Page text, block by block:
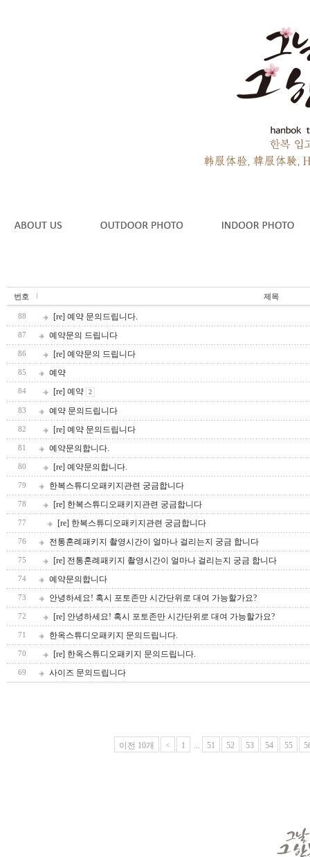
번호 제목
88 [re] 예약 문의드립니다.
87 예약문의 드립니다
86 [re] 예약문의 드립니다
85 예약
84 [re] 예약 2
83 예약 문의드립니다
82 [re] 예약 문의드립니다
81 예약문의합니다.
80 [re] 예약문의합니다.
79 한복스튜디오패키지관련 궁금합니다
78 [re] 한복스튜디오패키지관련 궁금합니다
77 [re] 한복스튜디오패키지관련 궁금합니다
76 전통혼례패키지 촬영시간이 얼마나 걸리는지 궁금 합니다
75 [re] 전통혼례패키지 촬영시간이 얼마나 걸리는지 궁금 합니다
74 예약문의합니다
73 안녕하세요! 혹시 포토존만 시간단위로 대여 가능할가요?
72 [re] 안녕하세요! 혹시 포토존만 시간단위로 대여 가능할가요?
71 한옥스튜디오패키지 문의드립니다.
70 [re] 한옥스튜디오패키지 문의드립니다.
69 사이즈 문의드립니다
이전 10개 < 1 ... 51 52 53 54 55